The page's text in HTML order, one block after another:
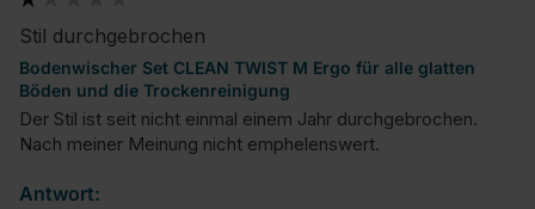
Stil durchgebrochen
Bodenwischer Set CLEAN TWIST M Ergo für alle glatten
Böden und die Trockenreinigung
Der Stil ist seit nicht einmal einem Jahr durchgebrochen.
Nach meiner Meinung nicht emphelenswert.
Antwort: